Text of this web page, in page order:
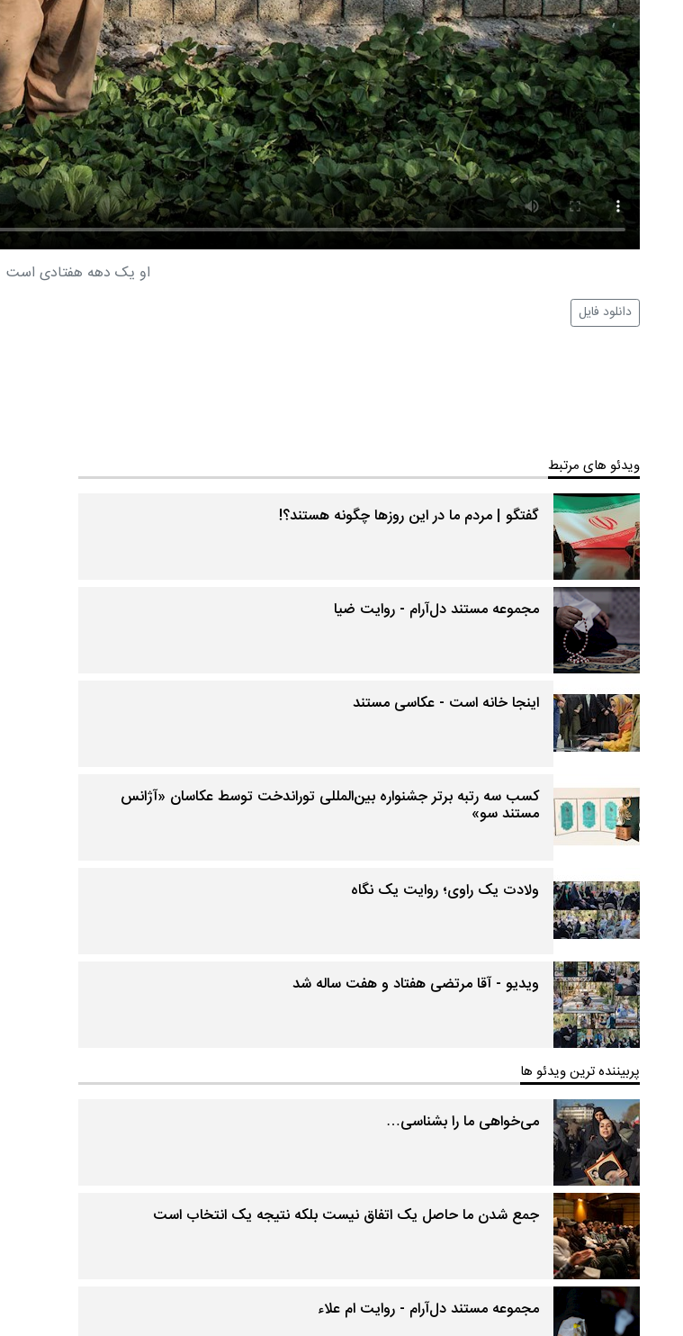
او یک دهه هفتادی است
دانلود فایل
ویدئو های مرتبط
گفتگو | مردم ما در این روزها چگونه هستند؟!
مجموعه مستند دل‌آرام - روایت ضیا
اینجا خانه است - عکاسی مستند
کسب سه رتبه برتر جشنواره بین‌المللی توراندخت توسط عکاسان «آژانس
مستند سو»
ولادت یک راوی؛ روایت یک نگاه
ویدیو - آقا مرتضی هفتاد و هفت ساله شد
پربیننده ترین ویدئو ها
می‌خواهی ما را بشناسی…
جمع شدن ما حاصل یک اتفاق نیست بلکه نتیجه یک انتخاب است
مجموعه مستند دل‌آرام - روایت ام علاء